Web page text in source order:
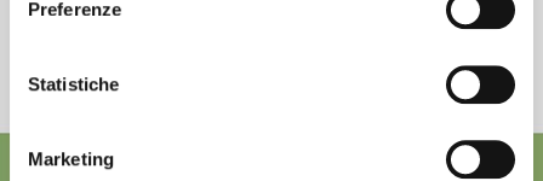
Preferenze
Statistiche
Marketing